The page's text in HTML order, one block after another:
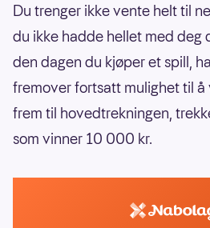
Du trenger ikke vente helt til
du ikke hadde hellet med deg
den dagen du kjøper et spill,
fremover fortsatt mulighet til å
frem til hovedtrekningen,
som vinner 10 000 kr.